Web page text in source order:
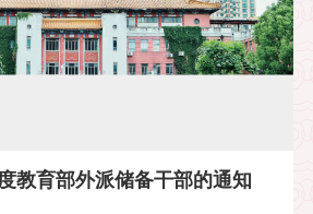
教育部外派储备干部的通知